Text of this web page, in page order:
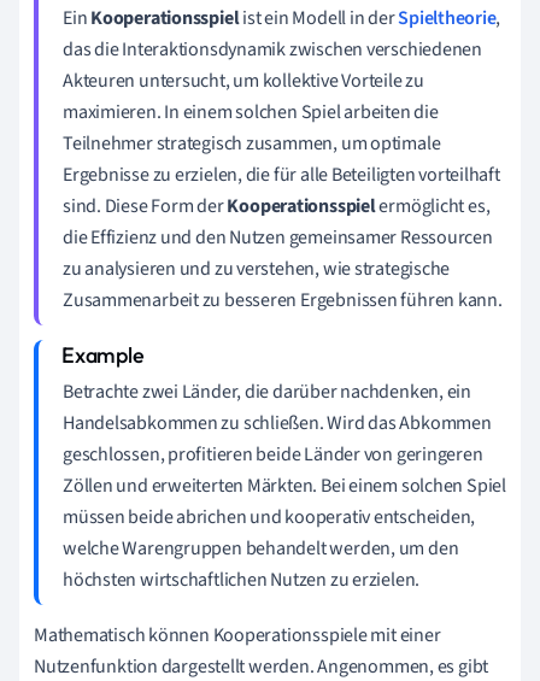
EinKooperationsspielist ein Modell in derSpieltheorie,
das die Interaktionsdynamik zwischen verschiedenen
Akteuren untersucht, um kollektive Vorteile zu
maximieren. In einem solchen Spiel arbeiten die
Teilnehmer strategisch zusammen, um optimale
Ergebnisse zu erzielen, die für alle Beteiligten vorteilhaft
sind. Diese Form derKooperationsspielermöglicht es,
die Effizienz und den Nutzen gemeinsamer Ressourcen
zu analysieren und zu verstehen, wie strategische
Zusammenarbeit zu besseren Ergebnissen führen kann.
Betrachte zwei Länder, die darüber nachdenken, ein
Handelsabkommen zu schließen. Wird das Abkommen
geschlossen, profitieren beide Länder von geringeren
Zöllen und erweiterten Märkten. Bei einem solchen Spiel
müssen beide abrichen und kooperativ entscheiden,
welche Warengruppen behandelt werden, um den
höchsten wirtschaftlichen Nutzen zu erzielen.
Mathematisch können Kooperationsspiele mit einer
Nutzenfunktion dargestellt werden. Angenommen, es gibt